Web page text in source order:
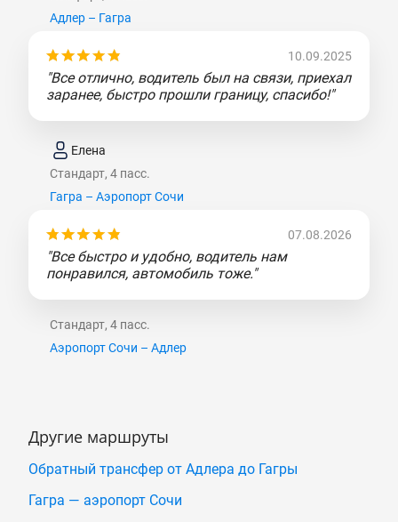
Адлер – Гагра
10.09.2025
"Все отлично, водитель был на связи, приехал
заранее, быстро прошли границу, спасибо!"
Елена
Стандарт, 4 пасс.
Гагра – Аэропорт Сочи
07.08.2026
"Все быстро и удобно, водитель нам
понравился, автомобиль тоже."
Стандарт, 4 пасс.
Аэропорт Сочи – Адлер
Другие маршруты
Обратный трансфер от Адлера до Гагры
Гагра — аэропорт Сочи